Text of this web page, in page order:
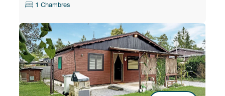
1 Chambres